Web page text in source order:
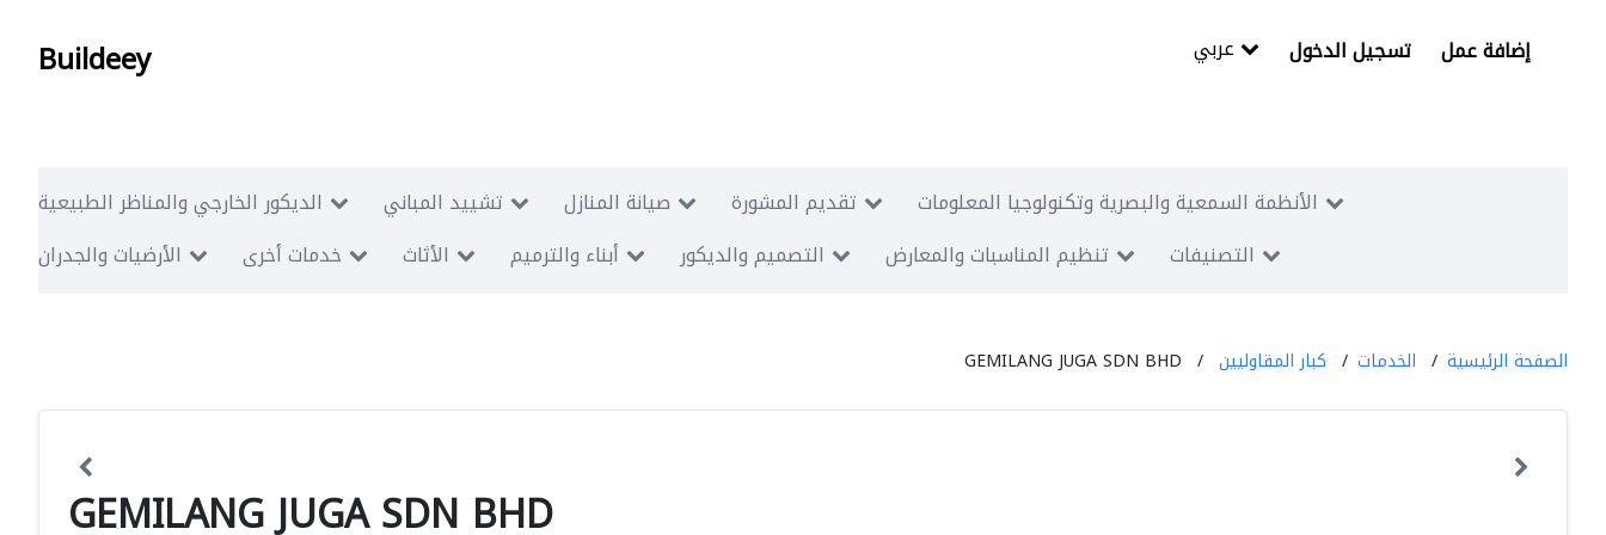
Buildeey تسجيل الدخول إضافة عمل
الديكور الخارجي والمناظر الطبيعية تشييد المباني صيانة المنازل تقديم المشورة
الأنظمة السمعية والبصرية وتكنولوجيا المعلومات
الأرضيات والجدران
خدمات أخرى الأثاث أبناء والترميم التصميم والديكور تنظيم المناسبات والمعارض التصنيفات
الصفحة الرئيسية الخدمات كبار المقاوليين GEMILANG JUGA SDN BHD
GEMILANG JUGA SDN BHD